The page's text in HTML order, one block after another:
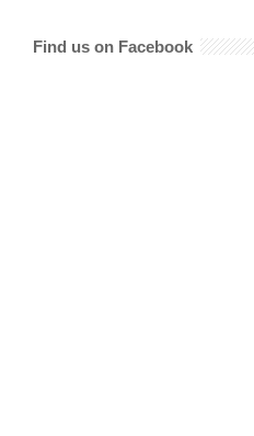
Find us on Facebook